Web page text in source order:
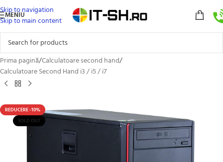
Skip to navigation
Skip to main content
MENIU
Prima pagină/Calculatoare second hand/
Calculatoare Second Hand i3 / i5 / i7
REDUCERE -10%
SOLD OUT